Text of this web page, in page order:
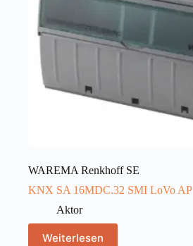
WAREMA Renkhoff SE
KNX SA 16MDC.32 SMI LoVo AP
Aktor
Weiterlesen